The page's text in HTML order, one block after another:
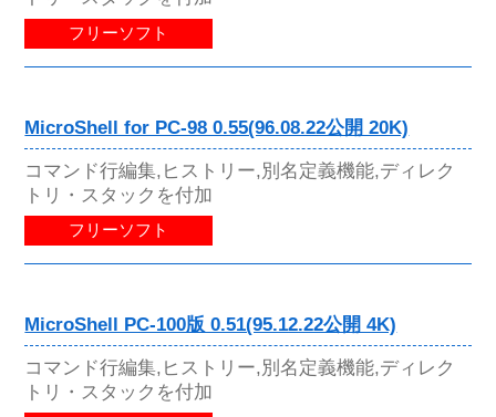
フリーソフト
MicroShell for PC-98 0.55(96.08.22公開 20K)
コマンド行編集,ヒストリー,別名定義機能,ディレク
トリ・スタックを付加
フリーソフト
MicroShell PC-100版 0.51(95.12.22公開 4K)
コマンド行編集,ヒストリー,別名定義機能,ディレク
トリ・スタックを付加